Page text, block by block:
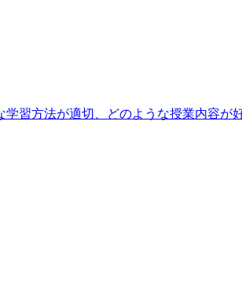
習方法が適切、どのような授業内容